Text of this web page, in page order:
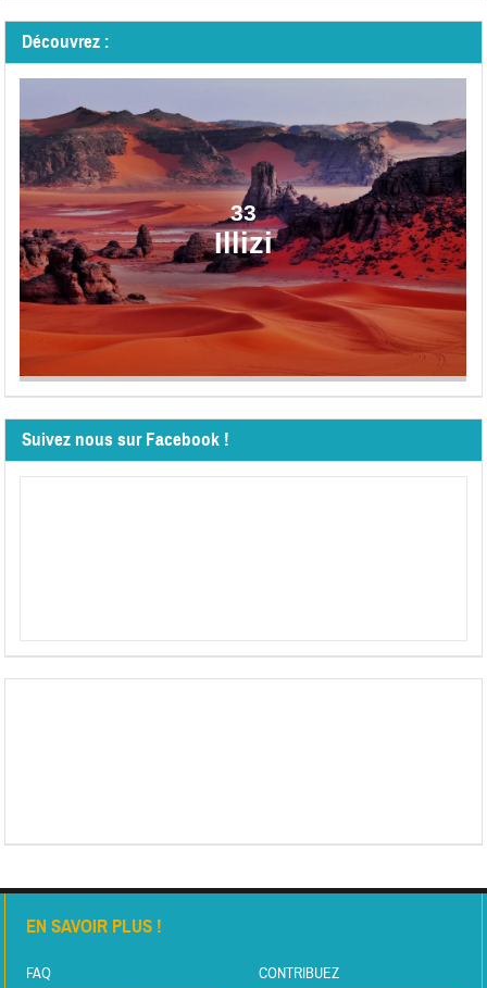
Découvrez :
33
Illizi
Suivez nous sur Facebook !
EN SAVOIR PLUS !
FAQ CONTRIBUEZ